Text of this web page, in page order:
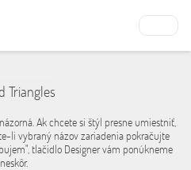
Ak chcete si štýl presne umiestniť,
li vybraný názov zariadenia pokračujte
tlačidlo Designer vám ponúkneme
neskôr.